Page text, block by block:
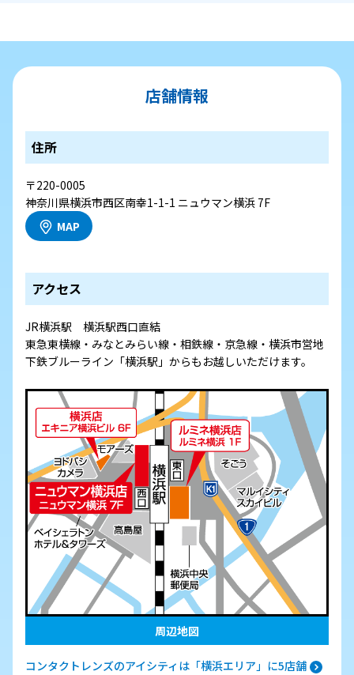
店舗情報
住所
〒220-0005
神奈川県横浜市西区南幸1-1-1 ニュウマン横浜 7F
MAP
アクセス
周辺地図
JR横浜駅 横浜駅西口直結
東急東横線・みなとみらい線・相鉄線・京急線・横浜市営地
下鉄ブルーライン「横浜駅」からもお越しいただけます。
コンタクトレンズのアイシティは「横浜エリア」に5店舗